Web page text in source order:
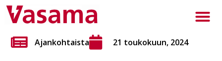
Ajankohtaista 21 toukokuun, 2024